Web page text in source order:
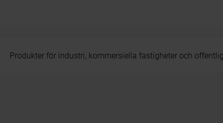
Produkter för industri, kommersiella fastigheter och